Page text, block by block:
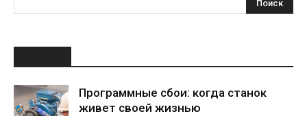
Программные сбои: когда станок
живет своей жизнью